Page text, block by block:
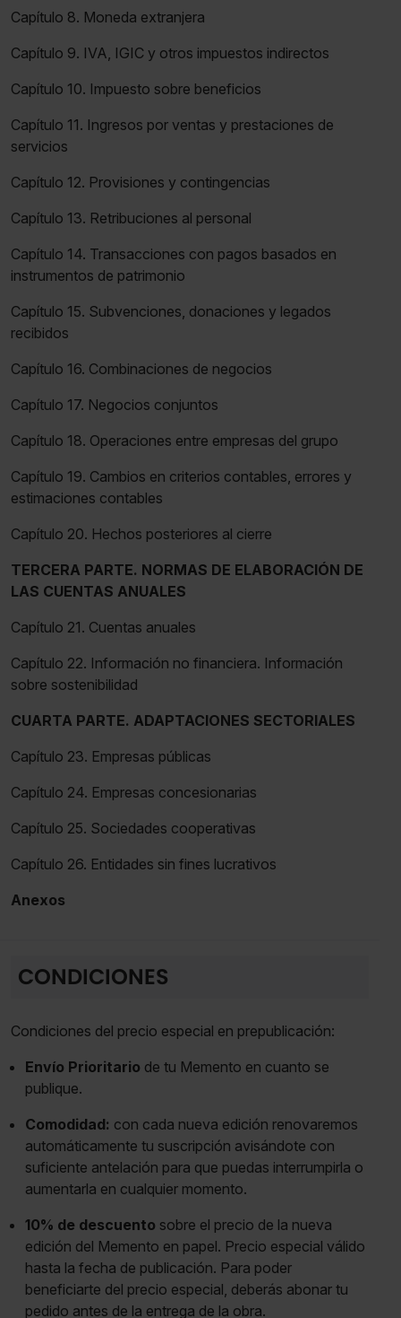
Capítulo 8. Moneda extranjera
Capítulo 9. IVA, IGIC y otros impuestos indirectos
Capítulo 10. Impuesto sobre beneficios
Capítulo 11. Ingresos por ventas y prestaciones de
servicios
Capítulo 12. Provisiones y contingencias
Capítulo 13. Retribuciones al personal
Capítulo 14. Transacciones con pagos basados en
instrumentos de patrimonio
Capítulo 15. Subvenciones, donaciones y legados
recibidos
Capítulo 16. Combinaciones de negocios
Capítulo 17. Negocios conjuntos
Capítulo 18. Operaciones entre empresas del grupo
Capítulo 19. Cambios en criterios contables, errores y
estimaciones contables
Capítulo 20. Hechos posteriores al cierre
TERCERA PARTE. NORMAS DE ELABORACIÓN DE
LAS CUENTAS ANUALES
Capítulo 21. Cuentas anuales
Capítulo 22. Información no financiera. Información
sobre sostenibilidad
CUARTA PARTE. ADAPTACIONES SECTORIALES
Capítulo 23. Empresas públicas
Capítulo 24. Empresas concesionarias
Capítulo 25. Sociedades cooperativas
Capítulo 26. Entidades sin fines lucrativos
Anexos
CONDICIONES
Condiciones del precio especial en prepublicación:
Envío Prioritario de tu Memento en cuanto se
publique.
Comodidad: con cada nueva edición renovaremos
automáticamente tu suscripción avisándote con
suficiente antelación para que puedas interrumpirla o
aumentarla en cualquier momento.
10% de descuento sobre el precio de la nueva
edición del Memento en papel. Precio especial válido
hasta la fecha de publicación. Para poder
beneficiarte del precio especial, deberás abonar tu
pedido antes de la entrega de la obra.